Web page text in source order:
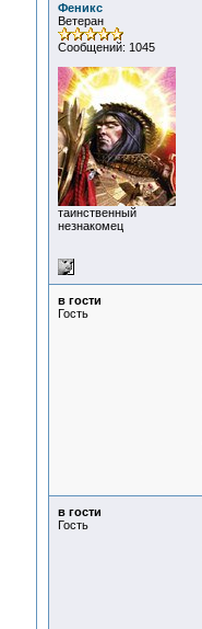
Феникс
Ветеран
Сообщений: 1045
таинственный
незнакомец
в гости
Гость
в гости
Гость